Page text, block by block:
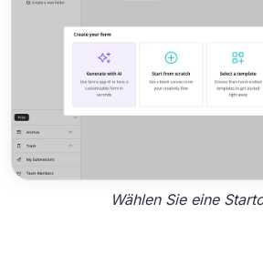
Wählen Sie eine